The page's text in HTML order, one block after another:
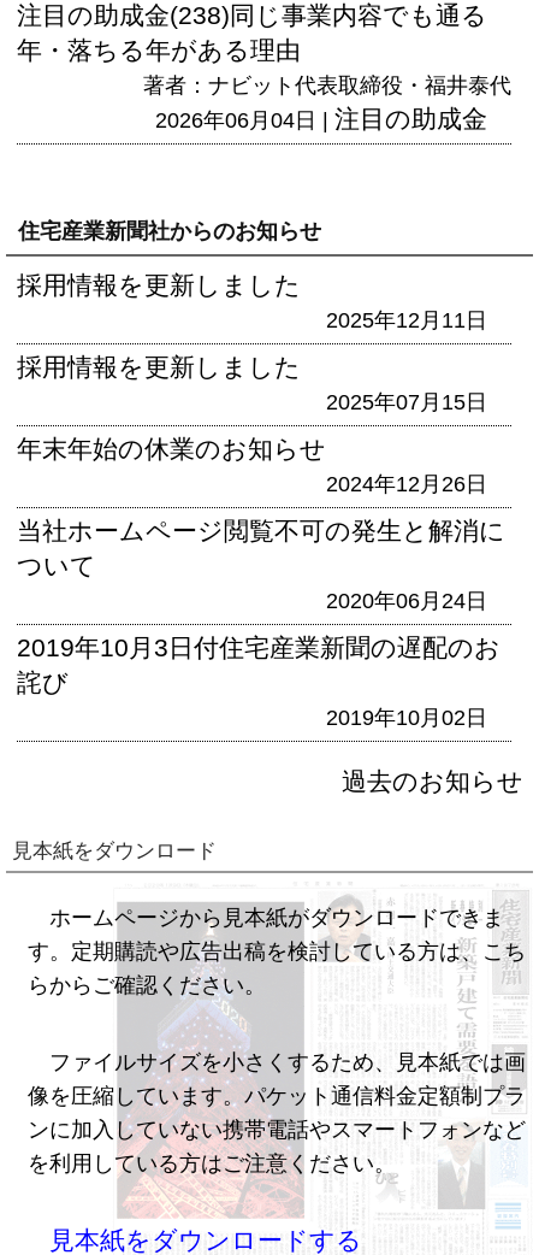
注目の助成金(238)同じ事業内容でも通る
年・落ちる年がある理由
著者：ナビット代表取締役・福井泰代
2026年06月04日 | 注目の助成金
住宅産業新聞社からのお知らせ
採用情報を更新しました
2025年12月11日
採用情報を更新しました
2025年07月15日
年末年始の休業のお知らせ
2024年12月26日
当社ホームページ閲覧不可の発生と解消に
ついて
2020年06月24日
2019年10月3日付住宅産業新聞の遅配のお
詫び
2019年10月02日
過去のお知らせ
見本紙をダウンロード
ホームページから見本紙がダウンロードできま
す。定期購読や広告出稿を検討している方は、こち
らからご確認ください。
ファイルサイズを小さくするため、見本紙では画
像を圧縮しています。パケット通信料金定額制プラ
ンに加入していない携帯電話やスマートフォンなど
を利用している方はご注意ください。
見本紙をダウンロードする